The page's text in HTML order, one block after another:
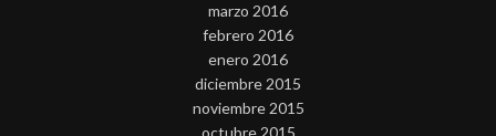
marzo 2016
febrero 2016
enero 2016
diciembre 2015
noviembre 2015